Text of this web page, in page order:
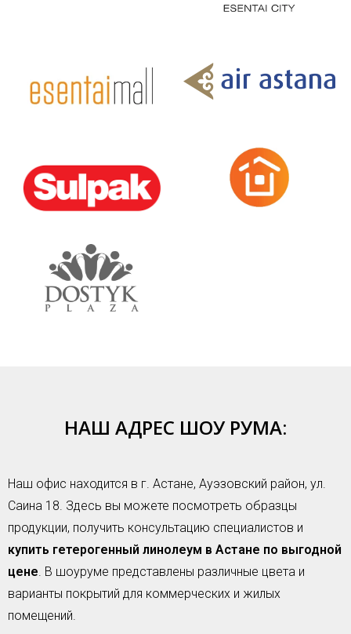
НАШ АДРЕС ШОУ РУМА:
Наш офис находится в г. Астане, Ауэзовский район, ул.
Саина 18. Здесь вы можете посмотреть образцы
продукции, получить консультацию специалистов и
купить гетерогенный линолеум в Астане по выгодной
цене. В шоуруме представлены различные цвета и
варианты покрытий для коммерческих и жилых
помещений.